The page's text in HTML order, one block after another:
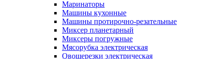
Маринаторы
Машины кухонные
Машины протирочно-резательные
Миксер планетарный
Миксеры погружные
Мясорубка электрическая
Овощерезки электрическая